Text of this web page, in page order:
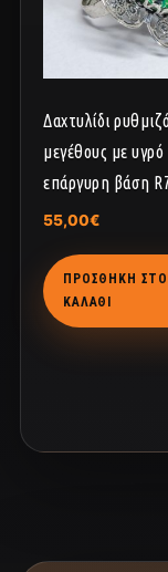
Δαχτυλίδι
μεγέθους με υγρό
επάργυρη βάση
55,00€
ΠΡΟΣΘΉΚΗ ΣΤΟ
ΚΑΛΆΘΙ